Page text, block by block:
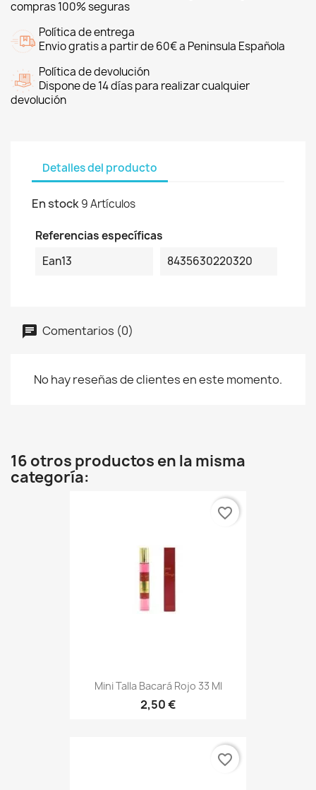
compras 100% seguras
Política de entrega
Envio gratis a partir de 60€ a Peninsula Española
Política de devolución
Dispone de 14 días para realizar cualquier
devolución
Detalles del producto
En stock9 Artículos
Referencias específicas
Ean13
8435630220320
Comentarios (0)
No hay reseñas de clientes en este momento.
16 otros productos en la misma
categoría:
Mini Talla Bacará Rojo 33 Ml
2,50 €
favorite_border
favorite_border